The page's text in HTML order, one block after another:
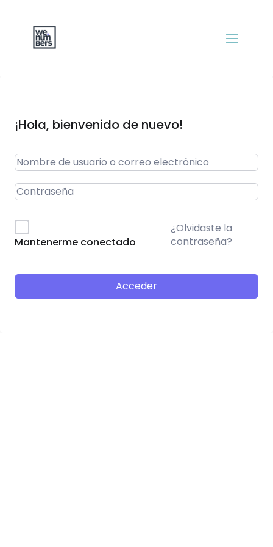
¡Hola, bienvenido de nuevo!
Mantenerme conectado
¿Olvidaste la
contraseña?
Acceder